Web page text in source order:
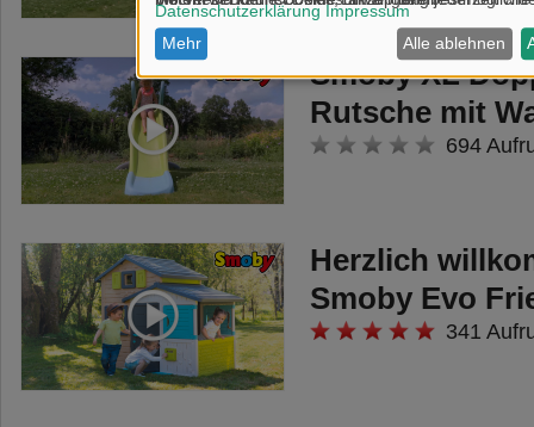
Smoby XL
Rutsche mit
694
Herzlich
Smoby Evo
341